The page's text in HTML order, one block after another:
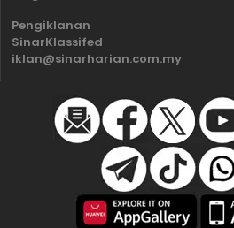
Pengiklanan
SinarKlassifed
iklan@sinarharian.com.my